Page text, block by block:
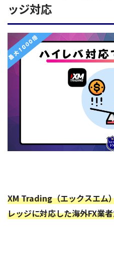
ッジ対応
XM Trading（エックスエム
レッジに対応した海外FX業